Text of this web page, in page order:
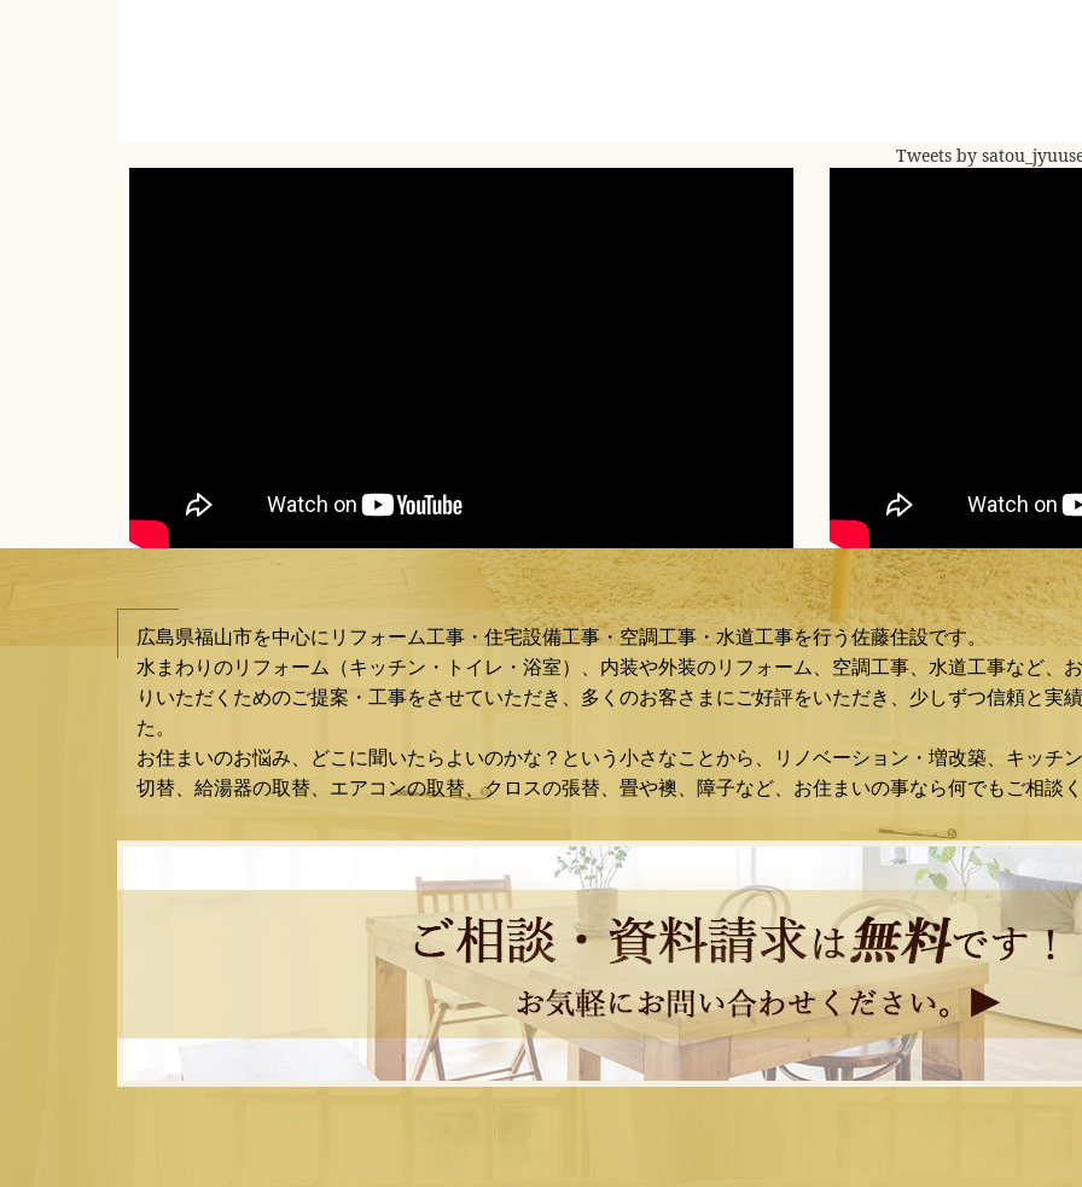
Tweets by
広島県福山市を中心にリフォーム工事・住宅設備工事・空調工事・水道工事を行う佐藤住設です。
水まわりのリフォーム（キッチン・トイレ・浴室）、内装や外装のリフォーム、空調工事、水道工事など、
りいただくためのご提案・工事をさせていただき、多くのお客さまにご好評をいただき、少しずつ信頼と実
た。
お住まいのお悩み、どこに聞いたらよいのかな？という小さなことから、リノベーション・増改築、キッチ
切替、給湯器の取替、エアコンの取替、クロスの張替、畳や襖、障子など、お住まいの事なら何でもご相談